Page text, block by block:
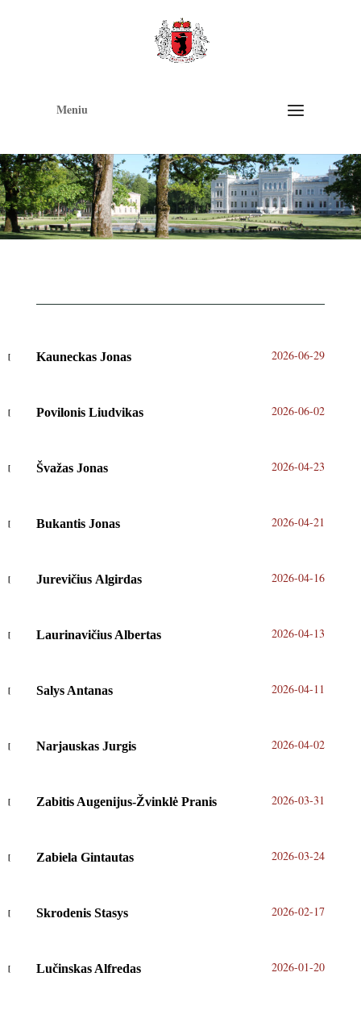
Meniu
Kauneckas Jonas 2026-06-29
Povilonis Liudvikas 2026-06-02
Švažas Jonas 2026-04-23
Bukantis Jonas 2026-04-21
Jurevičius Algirdas 2026-04-16
Laurinavičius Albertas 2026-04-13
Salys Antanas 2026-04-11
Narjauskas Jurgis 2026-04-02
Zabitis Augenijus-Žvinklė Pranis 2026-03-31
Zabiela Gintautas 2026-03-24
Skrodenis Stasys 2026-02-17
Lučinskas Alfredas 2026-01-20